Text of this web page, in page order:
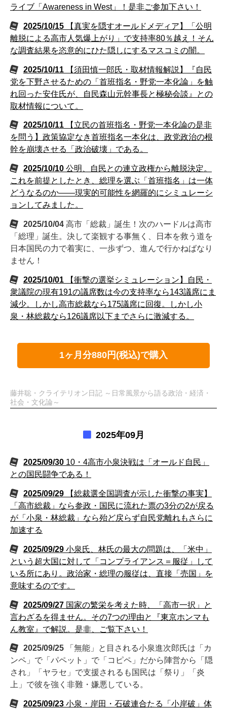
ライブ「Awareness in West」！是非ご参加下さい！
2025/10/15
【真実を隠すオールドメディア】「公明
離脱による高市人気爆上がり」で支持率80％越え！そん
な調査結果を恣意的にひた隠しにするマスコミの闇。
2025/10/11
【須田慎一郎氏・取材情報解説】『自民
党を下野させるための「首班指名・野党一本化論」を触
れ回った安住氏が、自民森山元幹事長と極秘会談』との
取材情報について。
2025/10/11
【立民の首班指名・野党一本化論の是非
を問う】政策協定なき首班指名一本化は、政党政治の根
幹を崩壊させる「政治破壊」である。
2025/10/10 公明、自民との連立政権から離脱決定。
これを前提としたとき、総理を選ぶ「首班指名」は一体
どうなるのか――現実的可能性を網羅的にシミュレーシ
ョンしてみました。
2025/10/04 高市「総裁」誕生！次のハードルは高市
「総理」誕生。決して楽観する事無く、日本を救う道を
日本国民の力で着実に、一歩ずつ、進んで行かねばなり
ません！
2025/10/01
【衝撃の選挙シミュレーション】自民・
衆議院の現有191の議席数は今の支持率なら143議席にま
減少。しかし高市総裁なら175議席に回復。しかし小
泉・林総裁なら126議席以下までさらに激減する。
1ヶ月分880円(税込)で購入
藤井聡・クライテリオン日記 ～日常風景から語る政治・経済・
社会・文化論～
2025年09月
2025/09/30 10・4高市小泉決戦は「オールド自民」
との国民闘争である！
2025/09/29
【総裁選全国調査が示した衝撃の事実】
「高市総裁」なら参政・国民に流れた票の3分の2が戻る
が「小泉・林総裁」なら殆ど戻らず自民党離れもさらに
加速する
2025/09/29 小泉氏、林氏の最大の問題は、「米中」
という超大国に対して「コンプライアンス＝服従」して
いる所にあり。政治家・総理の服従は、直接「売国」を
意味するのです。
2025/09/27 国家の繁栄を考えた時、「高市一択」と
言わざるを得ません。その7つの理由と『東京ホンマも
ん教室』で解説。是非、ご覧下さい！
2025/09/25
「無能」と目される小泉進次郎氏は「カ
ンペ」で「パペット」で「コピペ」だから陣営から「隠
され」「ヤラセ」で支援されるも国民は「祭り」「炎
上」で彼を強く非難・嫌悪している。
2025/09/23 小泉・岸田・石破連合たる「小岸破」体